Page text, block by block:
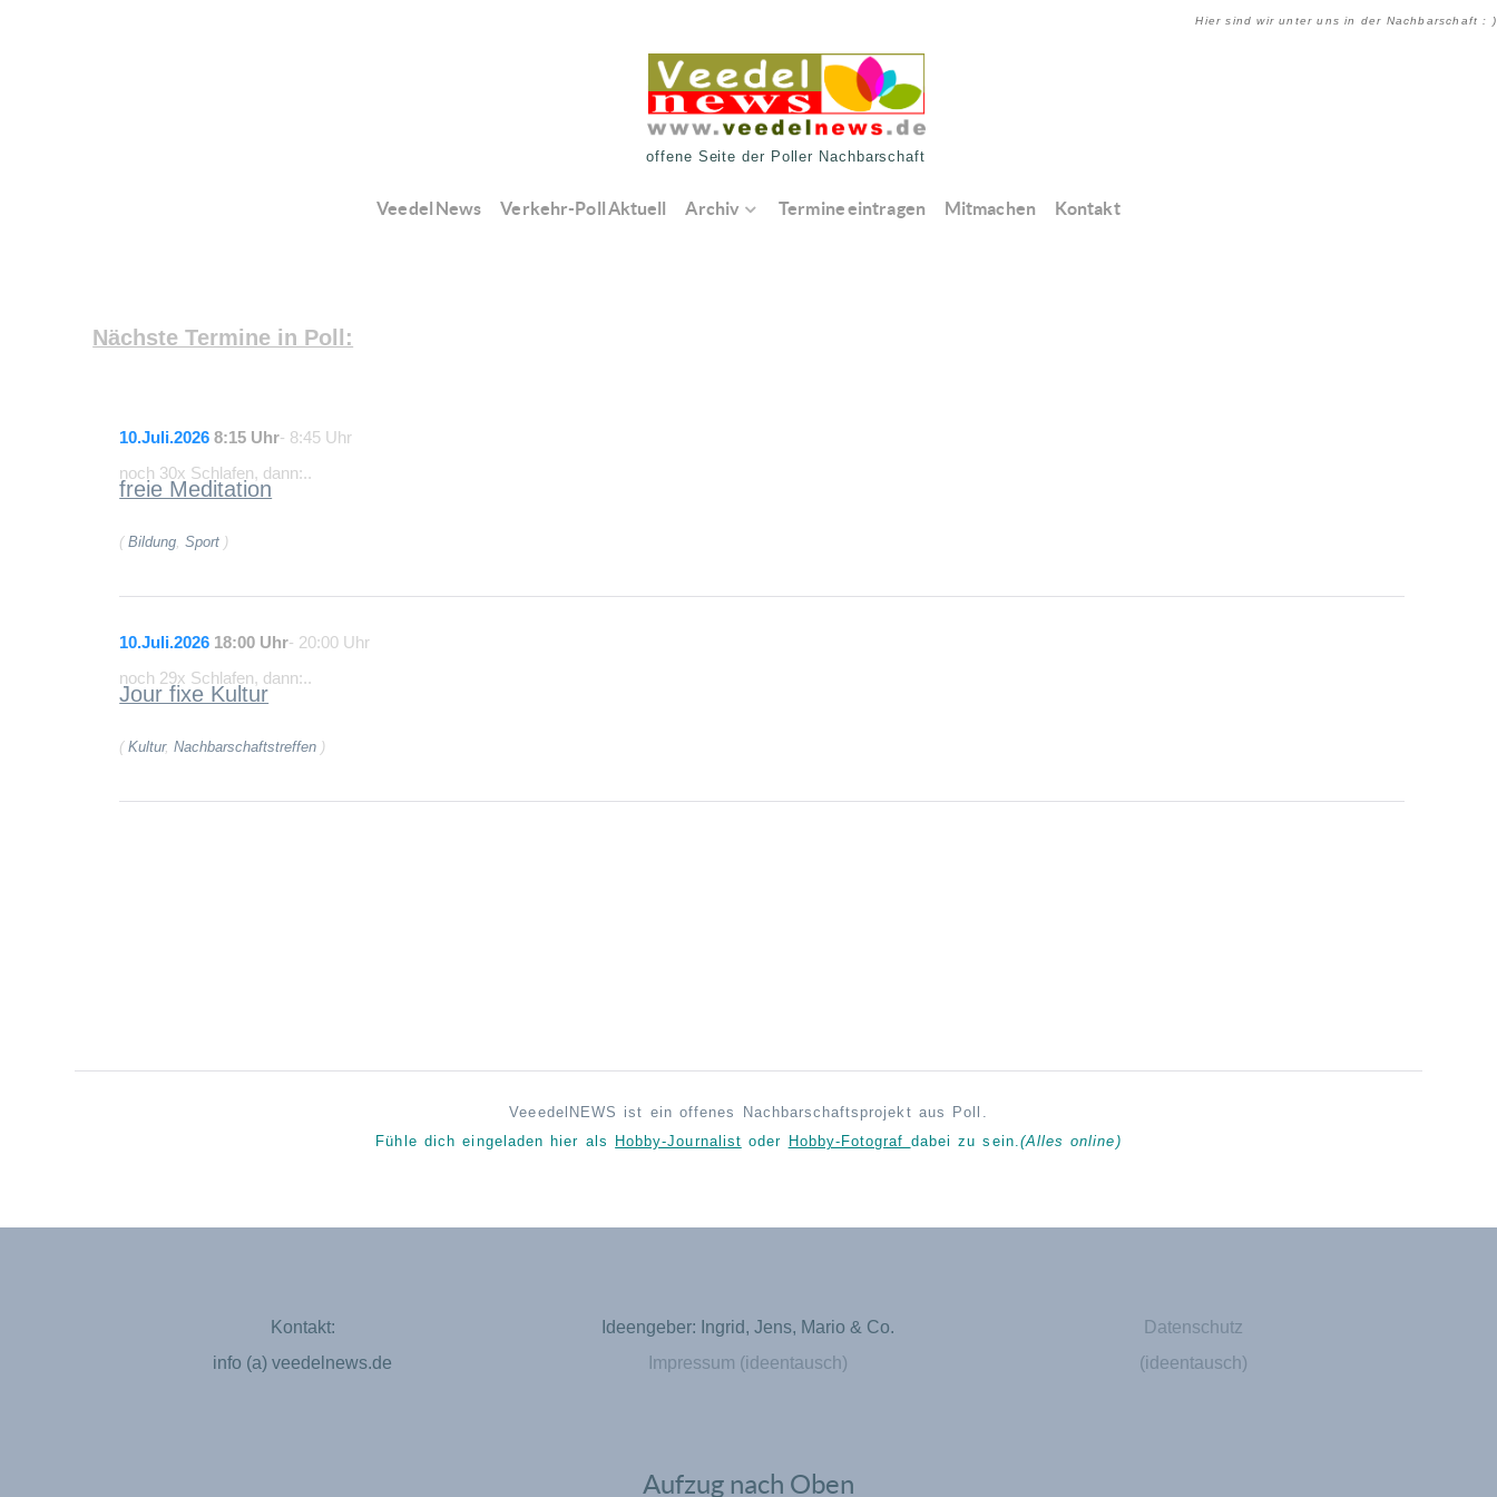
Hier sind wir unter uns in der Nachbarschaft : )
offene Seite der Poller Nachbarschaft
Veedel News Verkehr-Poll Aktuell Archiv Termine eintragen Mitmachen Kontakt
Nächste Termine in Poll:
10.Juli.20268:15 Uhr- 8:45 Uhr
noch 30x Schlafen, dann:..
freie Meditation
(Bildung ,Sport )
10.Juli.2026 18:00 Uhr- 20:00 Uhr
noch 29x Schlafen, dann:..
Jour fixe Kultur
(Kultur,Nachbarschaftstreffen )
VeeedelNEWS ist ein offenes Nachbarschaftsprojekt aus Poll.
Fühle dich eingeladen hier als
Hobby-Journalist oder Hobby-Fotograf dabei zu sein. (Alles online)
Kontakt:
info (a) veedelnews.de
Ideengeber: Ingrid, Jens, Mario & Co.
Impressum (ideentausch)
Datenschutz
(ideentausch)
Aufzug nach Oben